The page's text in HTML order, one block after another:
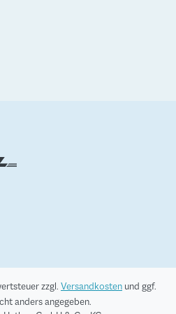
zzgl. Versandkosten und ggf.
anders angegeben.